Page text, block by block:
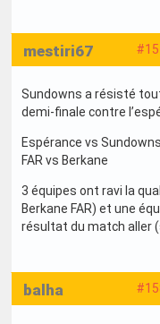
mestiri67
Sundowns a résisté
demi-finale contre
Espérance vs Sundowns
FAR vs Berkane
3 équipes ont ravi la
Berkane FAR) et une
résultat du match aller
balha